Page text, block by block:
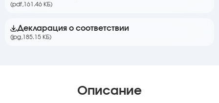
(pdf,161.46 КБ)
Декларация о соответствии
(jpg,185.15 КБ)
Описание